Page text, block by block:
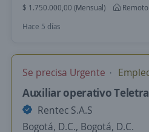
$ 1.750.000,00 (Mensual)
Remoto
Hace 5 días
Se precisa Urgente
Auxiliar operativo
Rentec S.A.S
Bogotá, D.C., Bogotá, D.C.